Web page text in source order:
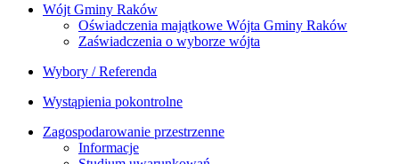
Wójt Gminy Raków
Oświadczenia majątkowe Wójta Gminy Raków
Zaświadczenia o wyborze wójta
Wybory / Referenda
Wystąpienia pokontrolne
Zagospodarowanie przestrzenne
Informacje